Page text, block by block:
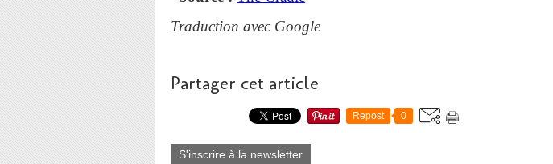
Traduction avec Google
Partager cet article
Repost 0
S'inscrire à la newsletter